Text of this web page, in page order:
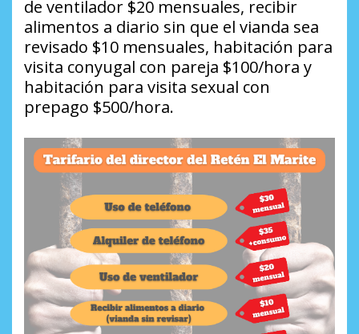
de ventilador $20 mensuales, recibir
alimentos a diario sin que el vianda sea
revisado $10 mensuales, habitación para
visita conyugal con pareja $100/hora y
habitación para visita sexual con
prepago $500/hora.